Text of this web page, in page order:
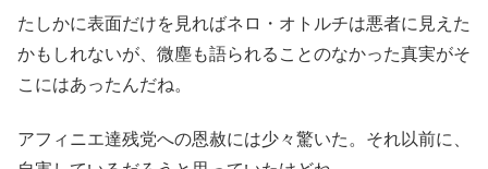
たしかに表面だけを見ればネロ・オトルチは悪者に見えた
かもしれないが、微塵も語られることのなかった真実がそ
こにはあったんだね。
アフィニエ達残党への恩赦には少々驚いた。それ以前に、